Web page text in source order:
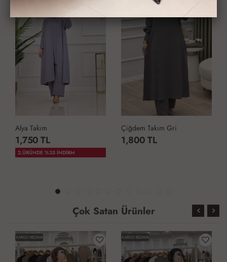
Alya Takım
1,750 TL
2.ÜRÜNDE %35 İNDİRM
Çiğdem Takım Gri
1,800 TL
Çok Satan Ürünler
KARGO BEDAVA KARGO BEDAVA